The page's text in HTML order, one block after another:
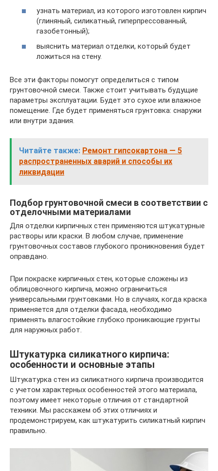
узнать материал, из которого изготовлен кирпич
(глиняный, силикатный, гиперпрессованный,
газобетонный);
выяснить материал отделки, который будет
ложиться на стену.
Все эти факторы помогут определиться с типом
грунтовочной смеси. Также стоит учитывать будущие
параметры эксплуатации. Будет это сухое или влажное
помещение. Где будет применяться грунтовка: снаружи
или внутри здания.
Читайте также: Ремонт гипсокартона — 5
распространенных аварий и способы их
ликвидации
Подбор грунтовочной смеси в соответствии с
отделочными материалами
Для отделки кирпичных стен применяются штукатурные
растворы или краски. В любом случае, применение
грунтовочных составов глубокого проникновения будет
оправдано.
При покраске кирпичных стен, которые сложены из
облицовочного кирпича, можно ограничиться
универсальными грунтовками. Но в случаях, когда краска
применяется для отделки фасада, необходимо
применять влагостойкие глубоко проникающие грунты
для наружных работ.
Штукатурка силикатного кирпича:
особенности и основные этапы
Штукатурка стен из силикатного кирпича производится
с учетом характерных особенностей этого материала,
поэтому имеет некоторые отличия от стандартной
техники. Мы расскажем об этих отличиях и
продемонстрируем, как штукатурить силикатный кирпич
правильно.